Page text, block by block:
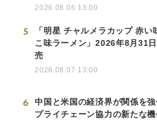
2026.08.06 13:00
5
「明星 チャルメラカップ 赤い
こ味ラーメン」2026年8月31
売
2026.08.07 13:00
6
中国と米国の経済界が関係を
プライチェーン協力の新たな